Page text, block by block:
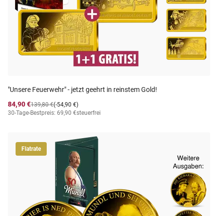
"Unsere Feuerwehr" - jetzt geehrt in reinstem Gold!
84,90 €
(-54,90 €)
139,80 €
30-Tage-Bestpreis: 69,90 €steuerfrei
Flatrate